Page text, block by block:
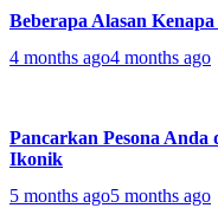
Beberapa Alasan
4 months ago4 months ago
Pancarkan Pesona
Ikonik
5 months ago5 months ago